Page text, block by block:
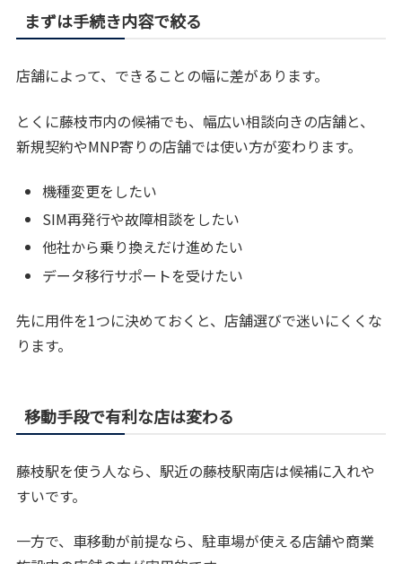
まずは手続き内容で絞る
店舗によって、できることの幅に差があります。
とくに藤枝市内の候補でも、幅広い相談向きの店舗と、
新規契約やMNP寄りの店舗では使い方が変わります。
機種変更をしたい
SIM再発行や故障相談をしたい
他社から乗り換えだけ進めたい
データ移行サポートを受けたい
先に用件を1つに決めておくと、店舗選びで迷いにくくな
ります。
移動手段で有利な店は変わる
藤枝駅を使う人なら、駅近の藤枝駅南店は候補に入れや
すいです。
一方で、車移動が前提なら、駐車場が使える店舗や商業